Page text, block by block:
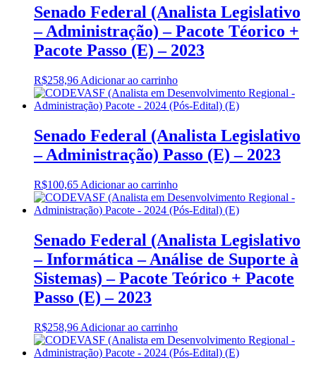
Senado Federal (Analista Legislativo
– Administração) – Pacote Téorico +
Pacote Passo (E) – 2023
R$258,96 Adicionar ao carrinho
Senado Federal (Analista Legislativo
– Administração) Passo (E) – 2023
R$100,65 Adicionar ao carrinho
Senado Federal (Analista Legislativo
– Informática – Análise de Suporte à
Sistemas) – Pacote Teórico + Pacote
Passo (E) – 2023
R$258,96 Adicionar ao carrinho